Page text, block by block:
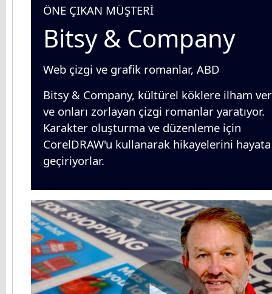
ÖNE ÇIKAN MÜŞTERİ
Bitsy & Company
Web çizgi ve grafik romanlar, ABD
Bitsy & Company, kültürel köklere ilham
ve onları zorlayan çizgi romanlar yaratıyor.
Karakter oluşturma ve düzenleme için
CorelDRAW'u kullanarak hikayelerini hayata
geçiriyorlar.